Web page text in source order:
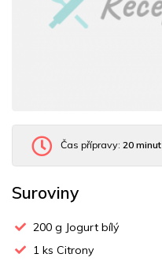
Čas přípravy:20 minut
Suroviny
200 g Jogurt bílý
1 ks Citrony